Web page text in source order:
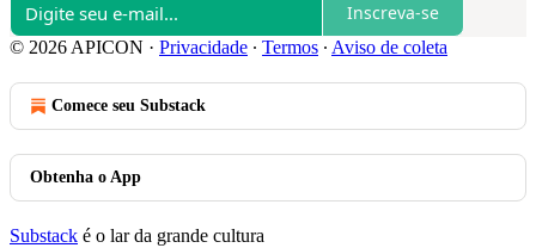
Inscreva-se
© 2026 APICON · Privacidade ∙ Termos ∙ Aviso de coleta
Comece seu Substack
Obtenha o App
Substack é o lar da grande cultura